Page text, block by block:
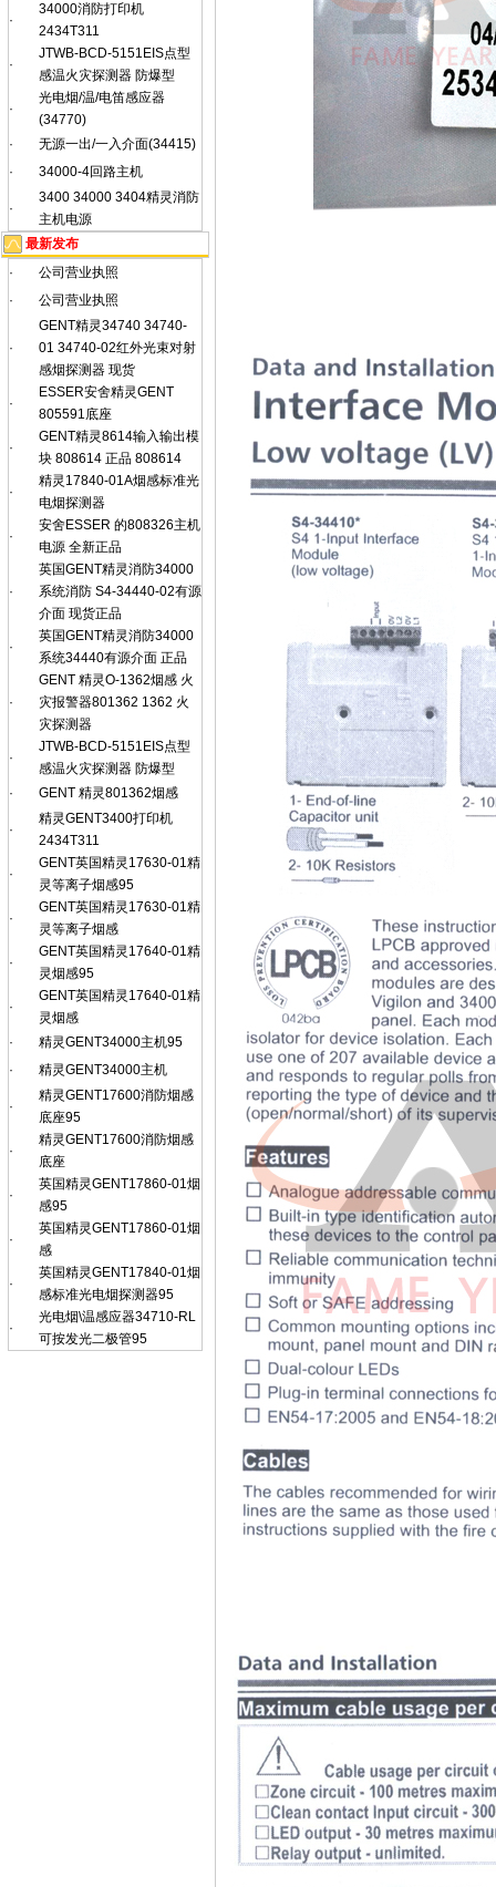
·
34000消防打印机
2434T311
·
JTWB-BCD-5151EIS点型
感温火灾探测器 防爆型
·
光电烟/温/电笛感应器
(34770)
·
无源一出/一入介面(34415)
·
34000-4回路主机
·
3400 34000 3404精灵消防
主机电源
最新发布
·
公司营业执照
·
公司营业执照
·
GENT精灵34740 34740-
01 34740-02红外光束对射
感烟探测器 现货
·
ESSER安舍精灵GENT
805591底座
·
GENT精灵8614输入输出模
块 808614 正品 808614
·
精灵17840-01A烟感标准光
电烟探测器
·
安舍ESSER 的808326主机
电源 全新正品
·
英国GENT精灵消防34000
系统消防 S4-34440-02有源
介面 现货正品
·
英国GENT精灵消防34000
系统34440有源介面 正品
·
GENT 精灵O-1362烟感 火
灾报警器801362 1362 火
灾探测器
·
JTWB-BCD-5151EIS点型
感温火灾探测器 防爆型
·
GENT 精灵801362烟感
·
精灵GENT3400打印机
2434T311
·
GENT英国精灵17630-01精
灵等离子烟感95
·
GENT英国精灵17630-01精
灵等离子烟感
·
GENT英国精灵17640-01精
灵烟感95
·
GENT英国精灵17640-01精
灵烟感
·
精灵GENT34000主机95
·
精灵GENT34000主机
·
精灵GENT17600消防烟感
底座95
·
精灵GENT17600消防烟感
底座
·
英国精灵GENT17860-01烟
感95
·
英国精灵GENT17860-01烟
感
·
英国精灵GENT17840-01烟
感标准光电烟探测器95
·
光电烟\温感应器34710-RL
可按发光二极管95